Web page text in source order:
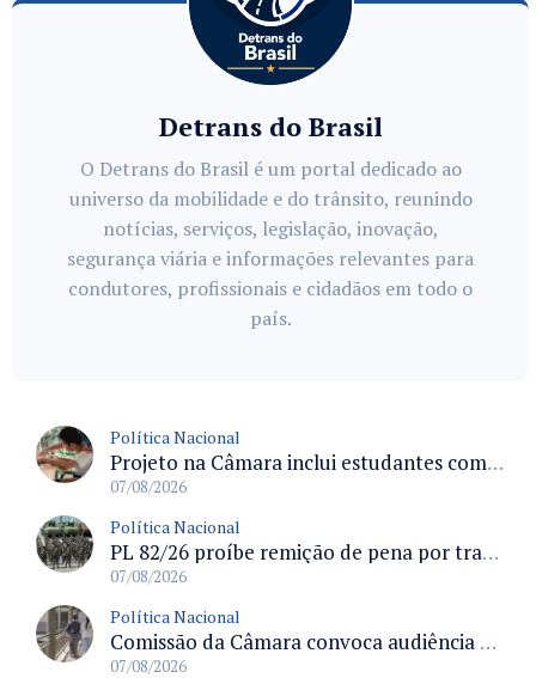
Detrans do Brasil
O Detrans do Brasil é um portal dedicado ao
universo da mobilidade e do trânsito, reunindo
notícias, serviços, legislação, inovação,
segurança viária e informações relevantes para
condutores, profissionais e cidadãos em todo o
país.
Política Nacional
Projeto na Câmara inclui estudantes com deficiência no regime escolar especial da LDB e estabelece critérios para frequência
07/08/2026
Política Nacional
PL 82/26 proíbe remição de pena por trabalho em funções militares para condenados por crimes contra o Estado Democrático de Direito
07/08/2026
Política Nacional
Comissão da Câmara convoca audiência para discutir misoginia nas escolas e universidades após divulgação de listas misóginas
07/08/2026